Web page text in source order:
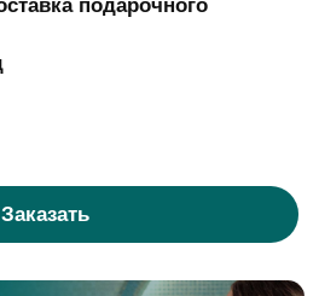
я даю свое
персональных